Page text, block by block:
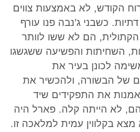
הקודש, לא באמצעות צווים
כשבני ג’נבה פנו עורף
הם לא ששו לוותר
השחיתות והפשיעה ששגשגו
לכונן בעיר את
של הבשורה, ולהכשיר את
את התפקידים שיד
לא הייתה קלה. פארל היה
בקלווין עמית למלאכה זו.